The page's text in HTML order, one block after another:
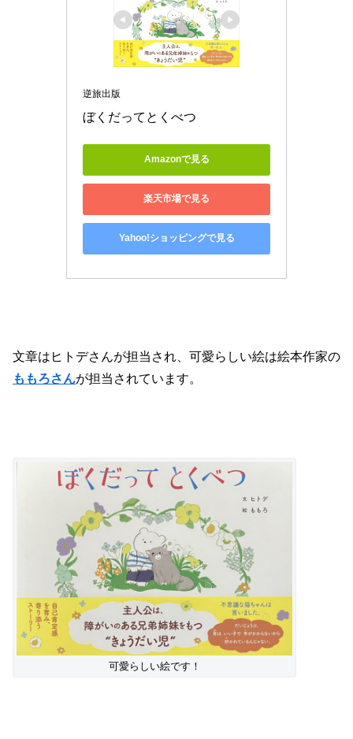
逆旅出版
ぼくだってとくべつ
Amazonで見る
楽天市場で見る
Yahoo!ショッピングで見る
文章はヒトデさんが担当され、可愛らしい絵は絵本作家の
ももろさんが担当されています。
可愛らしい絵です！